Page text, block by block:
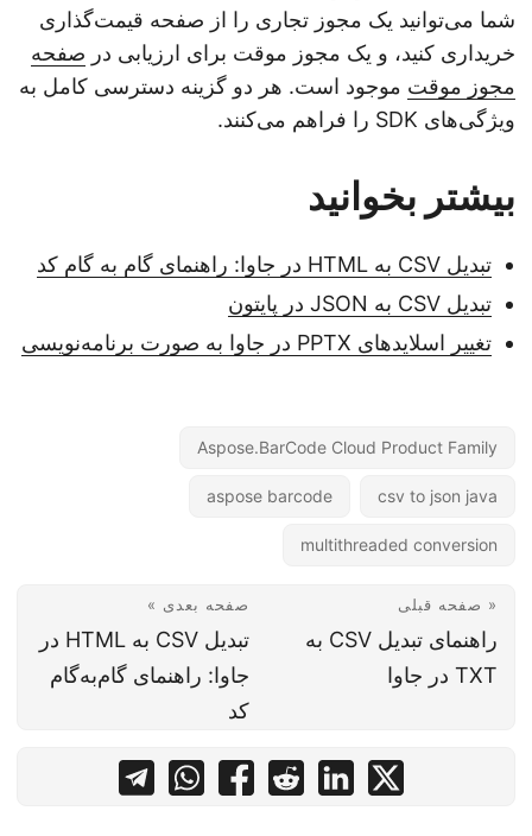
شما می‌توانید یک مجوز تجاری را از صفحه قیمت‌گذاری
خریداری کنید، و یک مجوز موقت برای ارزیابی در صفحه
مجوز موقتموجود است. هر دو گزینه دسترسی کامل به
ویژگی‌های SDK را فراهم می‌کنند.
بیشتر بخوانید
تبدیل CSV به HTML در جاوا: راهنمای گام به گام کد
تبدیل CSV به JSON در پایتون
تغییر اسلایدهای PPTX در جاوا به صورت برنامه‌نویسی
Aspose.BarCode Cloud Product Family
csv to json java
aspose barcode
multithreaded conversion
« صفحه قبلی
راهنمای تبدیل CSV به
TXT در جاوا
صفحه بعدی »
تبدیل CSV به HTML در
جاوا: راهنمای گام‌به‌گام
کد